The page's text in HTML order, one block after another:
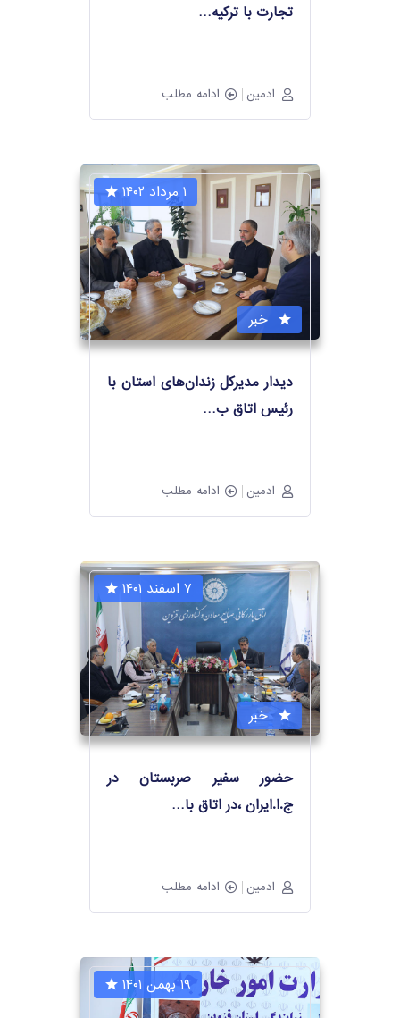
تجارت با ترکیه…
ادمین ادامه مطلب
۱ مرداد ۱۴۰۲
خبر
دیدار مدیرکل زندان‌های استان با
رئیس اتاق ب…
ادمین ادامه مطلب
۷ اسفند ۱۴۰۱
خبر
حضور سفیر صربستان در
ج.ا.ایران ،در اتاق با…
ادمین ادامه مطلب
۱۹ بهمن ۱۴۰۱